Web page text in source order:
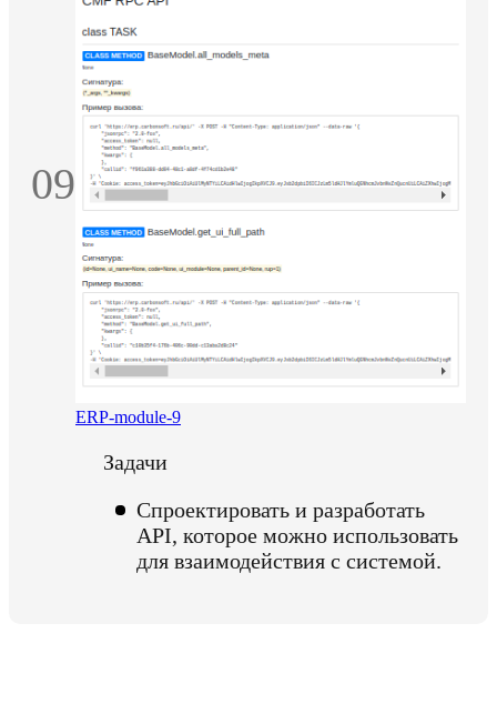
09
ERP-module-9
Задачи
Спроектировать и разработать
API, которое можно использовать
для взаимодействия с системой.